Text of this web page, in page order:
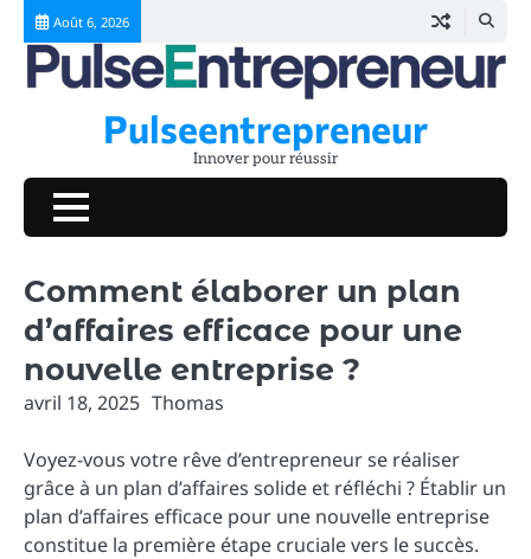
Skip
content
Août 6, 2026
Pulseentrepreneur
Innover pour réussir
Comment élaborer un plan
d’affaires efficace pour une
nouvelle entreprise ?
avril 18, 2025 Thomas
Voyez-vous votre rêve d’entrepreneur se réaliser
grâce à un plan d’affaires solide et réfléchi ? Établir un
plan d’affaires efficace pour une nouvelle entreprise
constitue la première étape cruciale vers le succès.